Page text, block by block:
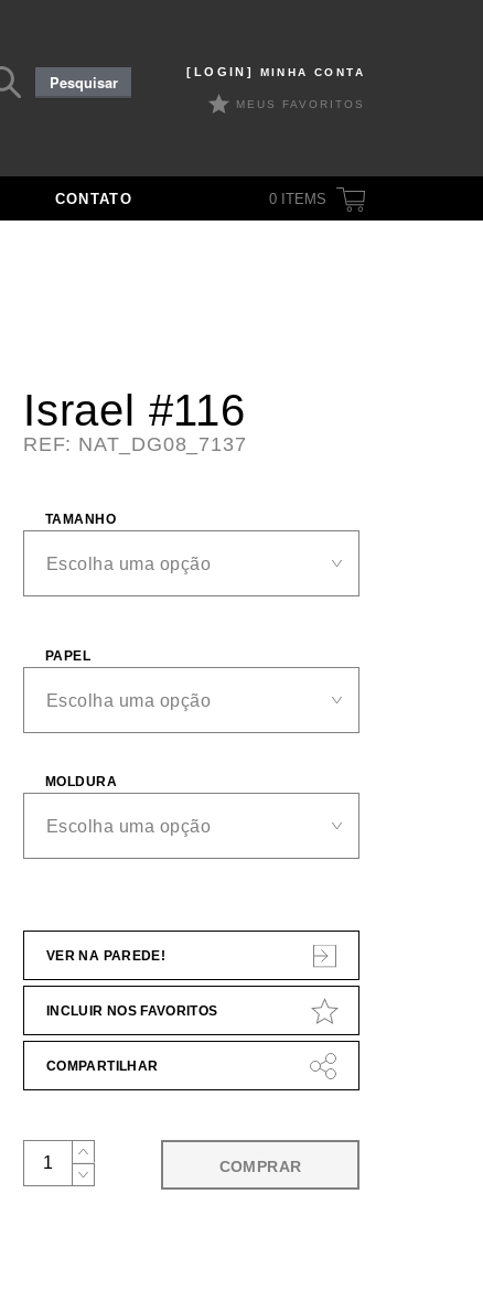
[LOGIN] MINHA CONTA
MEUS FAVORITOS
Pesquisar
por:Pesquisar
CONTATO 0 ITEMS
Israel #116
REF: NAT_DG08_7137
TAMANHO
PAPEL
MOLDURA
VER NA PAREDE!
INCLUIR NOS FAVORITOS
COMPARTILHAR
COMPRAR